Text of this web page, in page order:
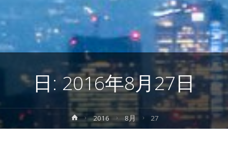
ツ
へ
ス
キ
日:2016年8月27日
ホ
ー
2016 8月 27